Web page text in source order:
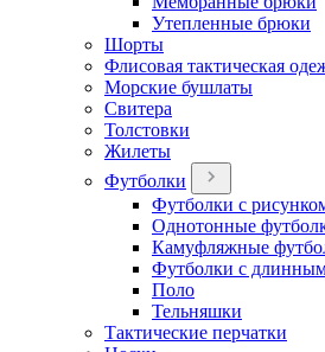
Утепленные брюки
Шорты
Флисовая тактическая
Морские бушлаты
Свитера
Толстовки
Жилеты
Футболки
Футболки с
Однотонные
Камуфляжные
Футболки с
Поло
Тельняшки
Тактические перчатки